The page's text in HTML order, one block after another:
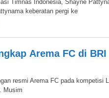
Timnas Indonesia, Shayne
keberatan pergi ke
Arema FC di
resmi Arema FC pada kompetisi
Musim